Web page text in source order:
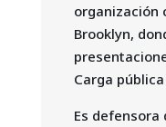
organización
Brooklyn,
Carga
Es defensora